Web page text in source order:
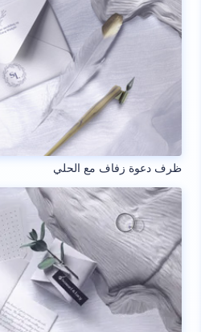
ظرف دعوة زفاف مع الحلي